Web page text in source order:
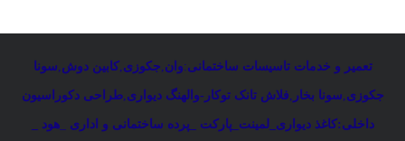
تعمیر و خدمات تاسیسات ساختمانی:وان جکوزی ,کابین دوش سونا
جکوزی سونا بخار فلاش تانک توکار-والهنگ دیواری ,طراحی دکوراسیون
داخلی:کاغذ دیواری_لمینت_پارکت _پرده ساختمانی و اداری _هود _